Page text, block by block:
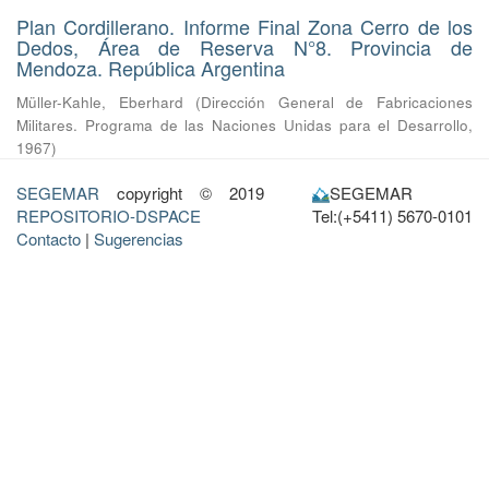
Plan Cordillerano. Informe Final Zona Cerro de los
Dedos, Área de Reserva N°8. Provincia de
Mendoza. República Argentina
Müller-Kahle, Eberhard (Dirección General de Fabricaciones
Militares. Programa de las Naciones Unidas para el Desarrollo,
1967)
SEGEMAR copyright © 2019
REPOSITORIO-DSPACE
Contacto | Sugerencias
SEGEMAR
Tel:(+5411) 5670-0101